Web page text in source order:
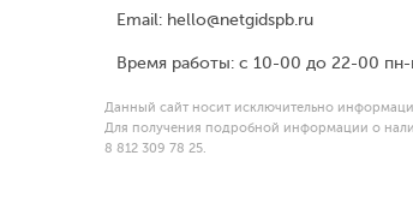
Email: hello@netgidspb.ru
Время работы: с 10-00 до 22-00 пн-
Данный сайт носит исключительно
Для получения подробной информации о
8 812 309 78 25.